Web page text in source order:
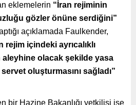
eklemelerin “İran rejiminin
gözler önüne serdiğini”
açıklamada Faulkender,
rejim içindeki ayrıcalıklı
aleyhine olacak şekilde yasa
oluşturmasını sağladı”
bir Hazine Bakanlığı yetkilisi ise